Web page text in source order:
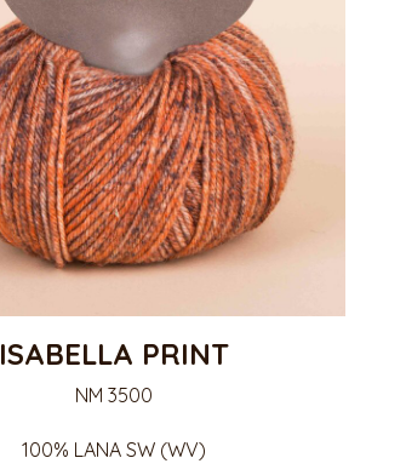
ISABELLA PRINT
NM 3500
100% LANA SW (WV)